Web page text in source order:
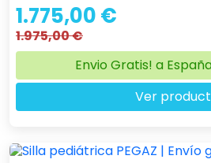
1.775,00 €
1.975,00 €
Envio Gratis! a
Ver